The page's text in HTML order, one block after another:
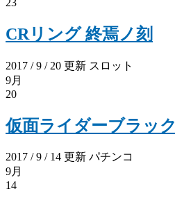
CRリング 終焉ノ刻
2017 / 9 / 20 更新 スロット
9月
20
仮面ライダーブラック
2017 / 9 / 14 更新 パチンコ
9月
14